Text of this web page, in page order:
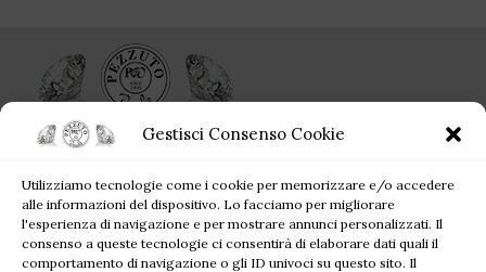
Gestisci Consenso Cookie
Utilizziamo tecnologie come i cookie per memorizzare e/o accedere
alle informazioni del dispositivo. Lo facciamo per migliorare
l'esperienza di navigazione e per mostrare annunci personalizzati. Il
consenso a queste tecnologie ci consentirà di elaborare dati quali il
comportamento di navigazione o gli ID univoci su questo sito. Il
Ogni singolo gioiello acquistato da Pezzuto Jewels è per sempre!
Corso Campano, 360, 80019 Qualiano NA
Tel: +39 081 81 81 945
Mail: pezzutofrancesco21@gmail.com